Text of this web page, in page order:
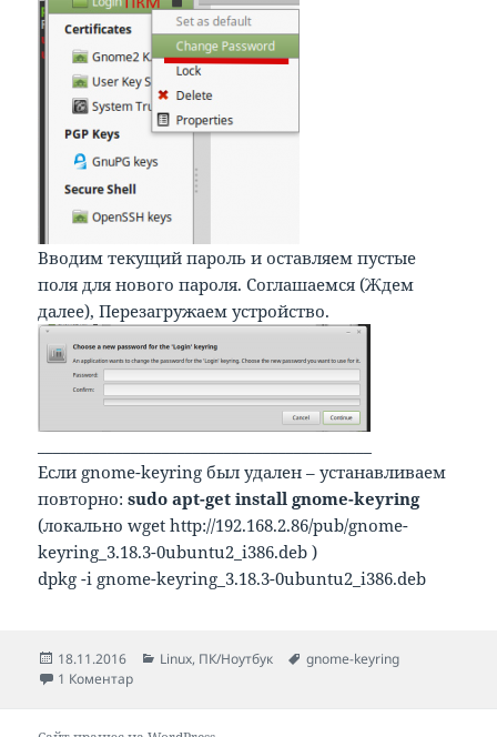
Вводим текущий пароль и оставляем пустые
поля для нового пароля. Соглашаемся (Ждем
далее), Перезагружаем устройство.
Если gnome-keyring был удален – устанавливаем
повторно:sudo apt-get install gnome-keyring
(локально wget http://192.168.2.86/pub/gnome-
keyring_3.18.3-0ubuntu2_i386.deb )
dpkg -i gnome-keyring_3.18.3-0ubuntu2_i386.deb
Опубліковано
18.11.2016 Категорії
Linux, ПК/Ноутбук Позначки
gnome-keyring
1 Коментардо Убрать ввод пароля KeyRing (gnome-keyring)